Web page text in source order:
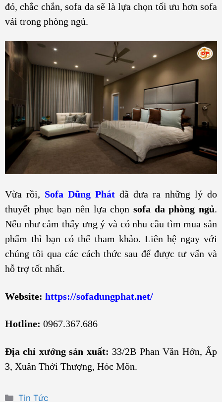
đó, chắc chắn, sofa da sẽ là lựa chọn tối ưu hơn sofa
vải trong phòng ngủ.
Vừa rồi, Sofa Dũng Phát đã đưa ra những lý do
thuyết phục bạn nên lựa chọn sofa da phòng ngủ.
Nếu như cảm thấy ưng ý và có nhu cầu tìm mua sản
phẩm thì bạn có thể tham khảo. Liên hệ ngay với
chúng tôi qua các cách thức sau để được tư vấn và
hỗ trợ tốt nhất.
Website: https://sofadungphat.net/
Hotline: 0967.367.686
Địa chỉ xưởng sản xuất: 33/2B Phan Văn Hớn, Ấp
3, Xuân Thới Thượng, Hóc Môn.
Danh
Tin Tức